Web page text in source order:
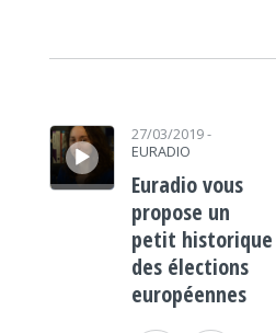
Lecteur audio 27/03/2019-
EURADIO
Euradio vous
propose un
petit historique
des élections
européennes